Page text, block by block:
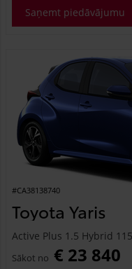
Saņemt piedāvājumu
#CA38138740
Toyota Yaris
Active Plus 1.5 Hybrid
Sākot no € 23 840